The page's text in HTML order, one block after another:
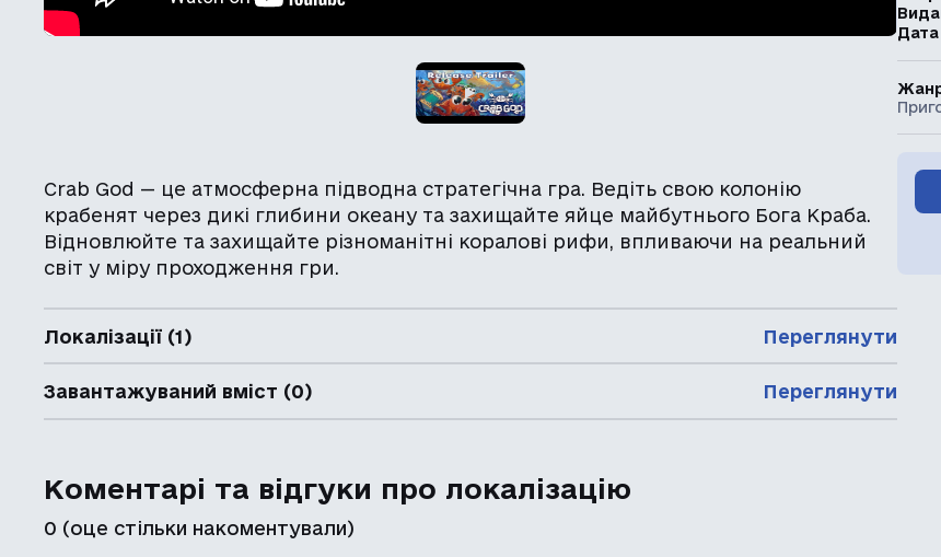
Crab God — це атмосферна підводна стратегічна гра. Ведіть свою колонію
крабенят через дикі глибини океану та захищайте яйце майбутнього Бога Краба.
Відновлюйте та захищайте різноманітні коралові рифи, впливаючи на реальний
світ у міру проходження гри.
Локалізації (1) Переглянути
Завантажуваний вміст (0) Переглянути
Коментарі та відгуки про локалізацію
0 (оце стільки накоментували)